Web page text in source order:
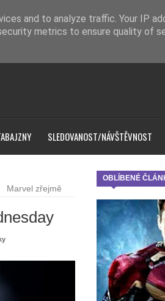
SLEDOVANOST/NÁVŠTĚVNOST
OBLÍBENÉ
Marvel zřejmě
and to analyze traffic. Your IP
metrics to ensure quality of